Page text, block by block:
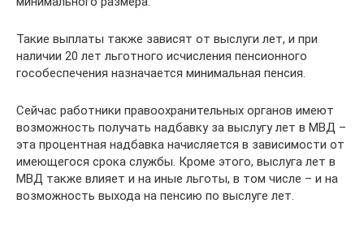
Такие выплаты также зависят от выслуги лет, и при
наличии 20 лет льготного исчисления пенсионного
гособеспечения назначается минимальная пенсия.
Сейчас работники правоохранительных органов имеют
возможность получать надбавку за выслугу лет в МВД –
эта процентная надбавка начисляется в зависимости от
имеющегося срока службы. Кроме этого, выслуга лет в
МВД также влияет и на иные льготы, в том числе – и на
возможность выхода на пенсию по выслуге лет.